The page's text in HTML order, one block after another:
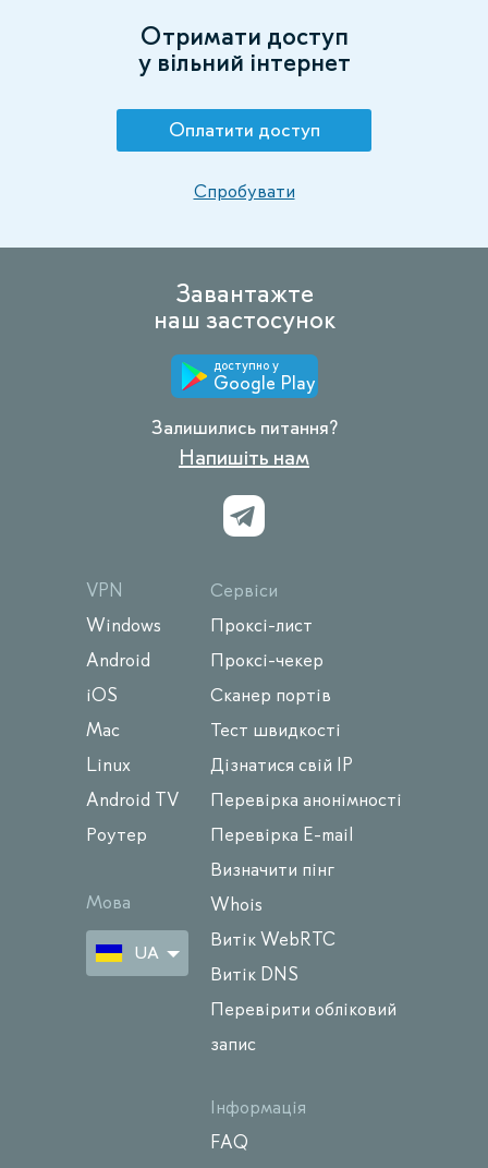
Отримати доступ
у вільний інтернет
Оплатити доступ
Спробувати
Завантажте
наш застосунок
доступно у
Google Play
Залишились питання?
Напишіть нам
VPN
Windows
Android
iOS
Mac
Linux
Android TV
Роутер
Мова
UA
Сервіси
Проксі-лист
Проксі-чекер
Сканер портів
Тест швидкості
Дізнатися свій IP
Перевірка анонімності
Перевірка E-mail
Визначити пінг
Whois
Витік WebRTC
Витік DNS
Перевірити обліковий
запис
Інформація
FAQ